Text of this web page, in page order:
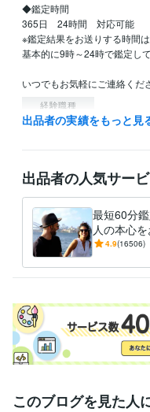
◆鑑定時間
365日　24時間　対応可能
※鑑定結果をお送りする時間
基本的に9時～24時で鑑定して
いつでもお気軽にご連絡くだ
経験職種
ライフスタイル・その他 / 占
職歴
総合旅行業務取扱管理者
メンタル心理カウンセラー
得意分野
占い 恋愛相談 金銭面のご
語学力
英語 ビジネスレベル
出品者の実績をもっと見
出品者の人気サー
最短60分
人の本心
【詳細不
ってる？
4.9(16506)
このブログを見た人